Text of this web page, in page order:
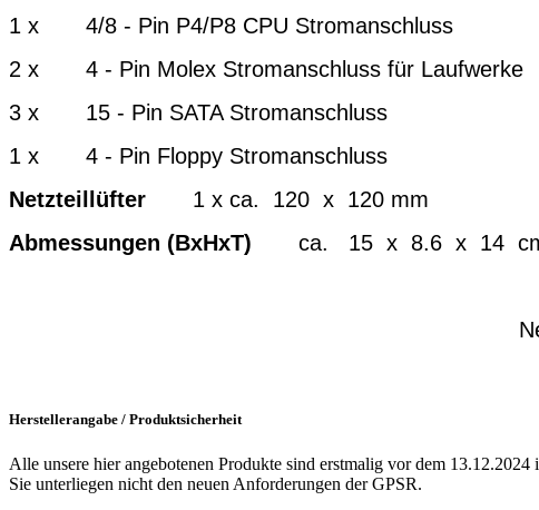
1 x 4/8 - Pin P4/P8 CPU Stromanschluss
2 x 4 - Pin Molex Stromanschluss für Laufwerke
3 x 15 - Pin SATA Stromanschluss
1 x 4 - Pin Floppy Stromanschluss
Netzteillüfter
1 x ca. 120 x 120 mm
Abmessungen (BxHxT) ca. 15 x 8.6 x 14
Herstellerangabe / Produktsicherheit
Alle unsere hier angebotenen Produkte sind erstmalig vor dem
Sie unterliegen nicht den neuen Anforderungen der GPSR.